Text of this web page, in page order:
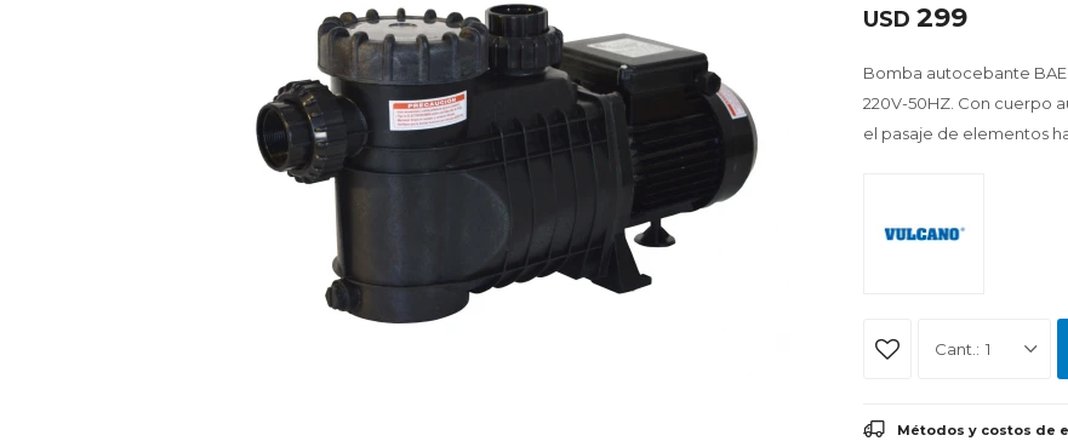
USD 299
Bomba autocebante
220V-50HZ. Con cuerpo
el pasaje de elementos
1
Métodos y costos de